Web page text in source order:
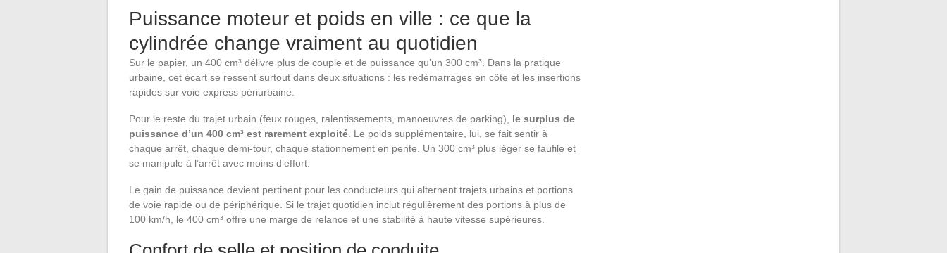
Puissance moteur et poids en ville : ce que la
cylindrée change vraiment au quotidien
Sur le papier, un 400 cm³ délivre plus de couple et de puissance qu’un 300 cm³. Dans la pratique
urbaine, cet écart se ressent surtout dans deux situations : les redémarrages en côte et les insertions
rapides sur voie express périurbaine.
Pour le reste du trajet urbain (feux rouges, ralentissements, manoeuvres de parking), le surplus de
puissance d’un 400 cm³ est rarement exploité . Le poids supplémentaire, lui, se fait sentir à
chaque arrêt, chaque demi-tour, chaque stationnement en pente. Un 300 cm³ plus léger se faufile et
se manipule à l’arrêt avec moins d’effort.
Le gain de puissance devient pertinent pour les conducteurs qui alternent trajets urbains et portions
de voie rapide ou de périphérique. Si le trajet quotidien inclut régulièrement des portions à plus de
100 km/h, le 400 cm³ offre une marge de relance et une stabilité à haute vitesse supérieures.